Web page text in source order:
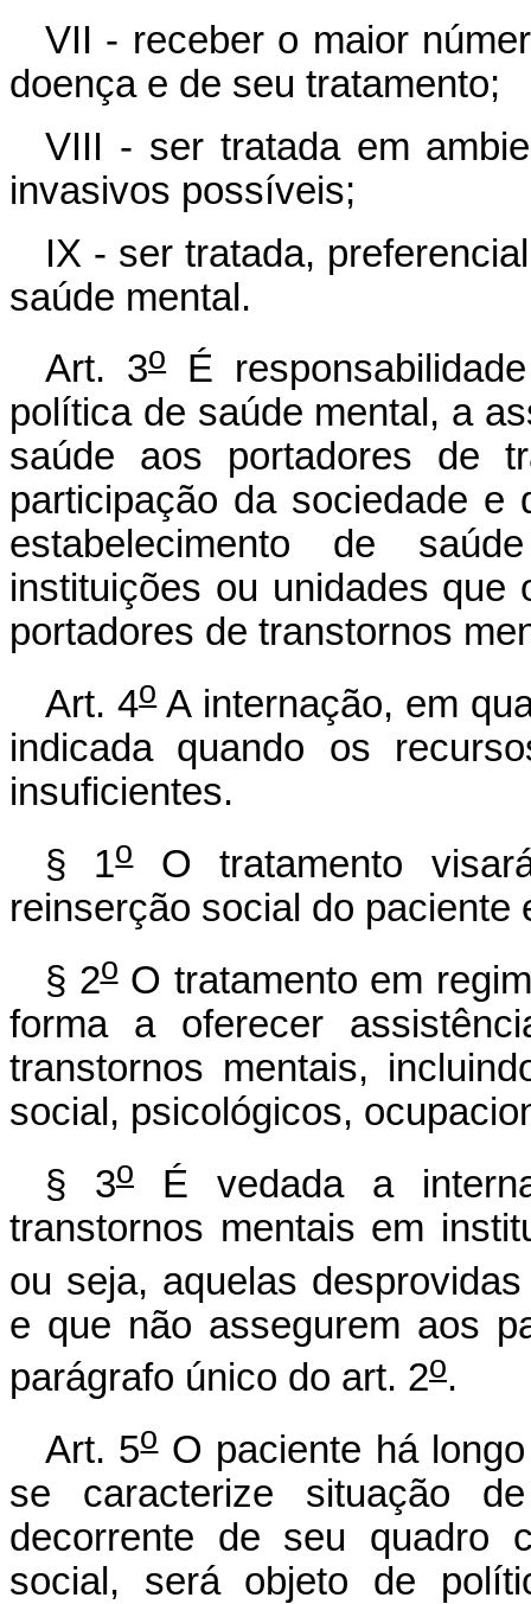
VII - receber o maior
doença e de seu tratamento;
VIII - ser tratada em
invasivos possíveis;
IX - ser tratada,
saúde mental.
Art. 3oÉ
política de saúde mental, a
saúde aos portadores de
participação da sociedade
estabelecimento de
instituições ou unidades que
portadores de transtornos
Art. 4oA internação, em
indicada quando os
insuficientes.
§ 1oO tratamento
reinserção social do paciente
§ 2oO tratamento em
forma a oferecer
transtornos mentais,
social, psicológicos,
§ 3o
É vedada a
transtornos mentais em
ou seja, aquelas
e que não assegurem aos
parágrafo único do art. 2o.
Art. 5oO paciente há
se caracterize situação
decorrente de seu quadro
social, será objeto de